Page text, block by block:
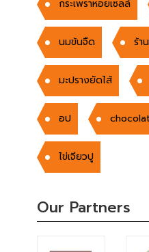
กระเพราหอยเซลล์
นมข้นจืด ร้า
มะปรางยัดไส้
อป
ไข่เจียวปู
Our Partners